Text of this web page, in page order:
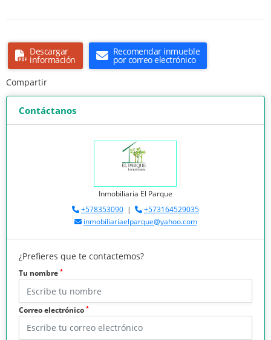
Descargar
información
Recomendar inmueble
por correo electrónico
Compartir
Contáctanos
Inmobiliaria El Parque
+578353090 |
+573164529035
inmobiliariaelparque@yahoo.com
¿Prefieres que te contactemos?
Tu nombre *
Correo electrónico *